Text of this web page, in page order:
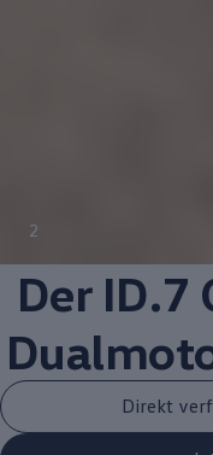
2
Der ID.7
Direkt